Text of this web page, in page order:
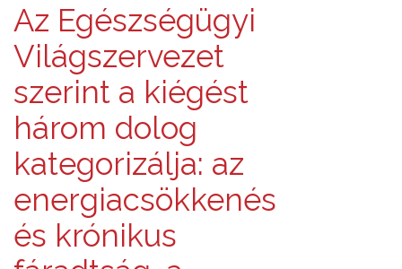
Az Egészségügyi
Világszervezet
szerint a kiégést
három dolog
kategorizálja: az
energiacsökkenés
és krónikus